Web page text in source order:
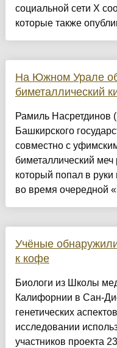
социальной сети Х
которые также
На Южном Урале
биметаллический
Рамиль Насретдинов
Башкирского
совместно с
биметаллический меч
который попал в руки
во время очередной
Учёные
к кофе
Биологи из Школы
Калифорнии в Сан-
генетических
исследовании
участников проекта